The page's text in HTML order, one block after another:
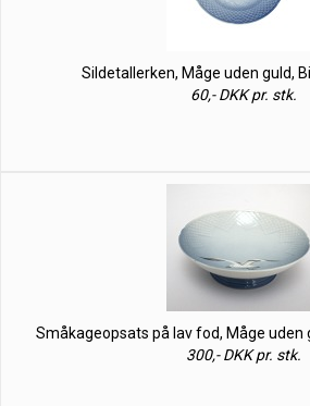
Sildetallerken, Måge uden guld,
60,- DKK pr. stk.
Småkageopsats på lav fod, Måge uden
300,- DKK pr. stk.